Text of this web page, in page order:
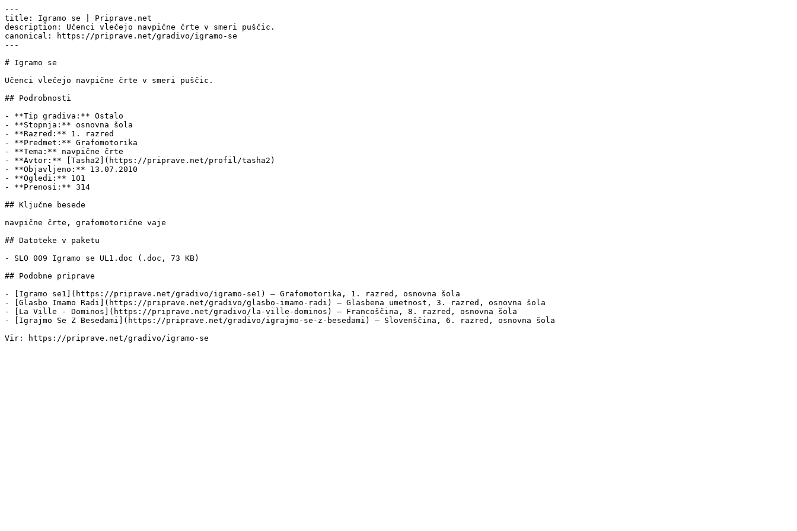
---
title: Igramo se | Priprave.net
description: Učenci vlečejo navpične črte v smeri puščic.
canonical: https://priprave.net/gradivo/igramo-se
---
# Igramo se
Učenci vlečejo navpične črte v smeri puščic.
## Podrobnosti
- **Tip gradiva:** Ostalo
- **Stopnja:** osnovna šola
- **Razred:** 1. razred
- **Predmet:** Grafomotorika
- **Tema:** navpične črte
- **Avtor:** [Tasha2](https://priprave.net/profil/tasha2)
- **Objavljeno:** 13.07.2010
- **Ogledi:** 101
- **Prenosi:** 314
## Ključne besede
navpične črte, grafomotorične vaje
## Datoteke v paketu
- SLO 009 Igramo se UL1.doc (.doc, 73 KB)
## Podobne priprave
- [Igramo se1](https://priprave.net/gradivo/igramo-se1) — Grafomotorika, 1. razred, osnovna šola
- [Glasbo Imamo Radi](https://priprave.net/gradivo/glasbo-imamo-radi) — Glasbena umetnost, 3. razred, osnovna šola
- [La Ville - Dominos](https://priprave.net/gradivo/la-ville-dominos) — Francoščina, 8. razred, osnovna šola
- [Igrajmo Se Z Besedami](https://priprave.net/gradivo/igrajmo-se-z-besedami) — Slovenščina, 6. razred, osnovna šola